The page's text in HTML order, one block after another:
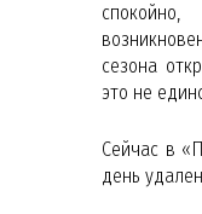
сезона
это не
Сейчас в
день